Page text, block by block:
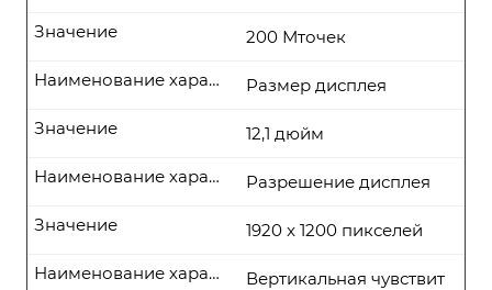
200 Мточек
Значение
Размер дисплея
Наименование характеристики
12,1 дюйм
Значение
Разрешение дисплея
Наименование характеристики
1920 x 1200 пикселей
Значение
Вертикальная чувствит
Наименование характеристики